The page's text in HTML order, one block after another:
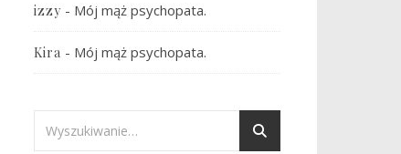
izzy - Mój mąż psychopata.
Kira - Mój mąż psychopata.